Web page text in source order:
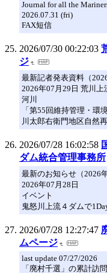
Journal for all the
2026.07.31 (fri)
FAX短信
2026/07/30 00:22:03
ジ
最新記者発表資料（
2026年07月29日 荒川上
河川
「第55回維持管理・
川太郎右衛門地区自然
2026/07/28 16:02:58
ダム統合管理事務所
最新のお知らせ（2026
2026年07月28日
イベント
鬼怒川上流４ダムで
2026/07/28 12:27:47
ムページ
last update 07/27/2026
「廃村千選」の累計訪